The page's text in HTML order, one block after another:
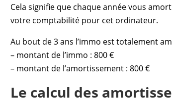
Cela signifie que chaque année vous
votre comptabilité pour cet ordinateur.
Au bout de 3 ans l’immo est totalement
– montant de l’immo : 800 €
– montant de l’amortissement : 800 €
Le calcul des